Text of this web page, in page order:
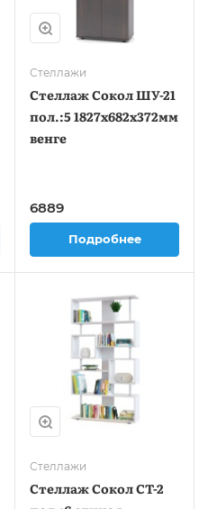
Стеллажи
Стеллаж Сокол ШУ-21
пол.:5 1827x682x372мм
венге
6889
Подробнее
Стеллажи
Стеллаж Сокол СТ-2